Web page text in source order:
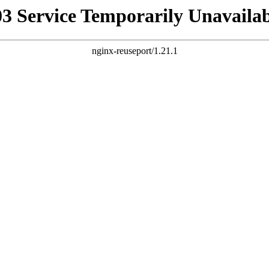
Service Temporarily
nginx-reuseport/1.21.1